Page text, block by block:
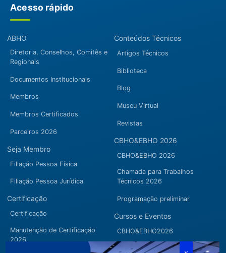
Acesso rápido
ABHO
Diretoria, Conselhos, Comitês e
Regionais
Documentos Institucionais
Membros
Membros Certificados
Parceiros 2026
Seja Membro
Filiação Pessoa Física
Filiação Pessoa Jurídica
Certificação
Certificação
Manutenção de Certificação
2026
Conteúdos Técnicos
Artigos Técnicos
Biblioteca
Blog
Museu Virtual
Revistas
CBHO&EBHO 2026
CBHO&EBHO 2026
Chamada para Trabalhos
Técnicos 2026
Programação preliminar
Cursos e Eventos
CBHO&EBHO2026
Cursos Modulares